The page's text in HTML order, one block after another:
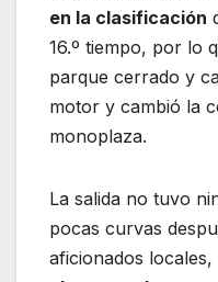
en la clasificación
16.º tiempo, por lo
parque cerrado y
motor y cambió la
monoplaza.
La salida no tuvo
pocas curvas
aficionados locales,